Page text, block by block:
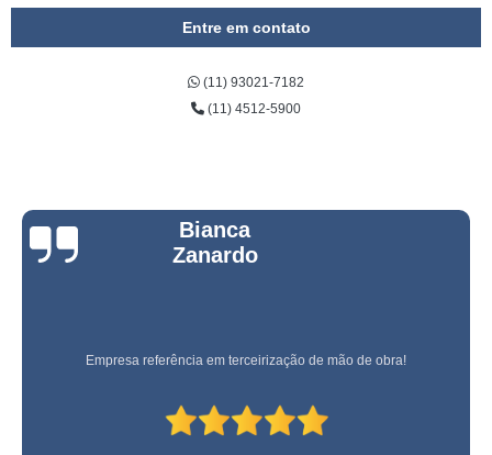
Entre em contato
(11) 93021-7182
(11) 4512-5900
Bianca
Zanardo
Empresa referência em terceirização de mão de obra!